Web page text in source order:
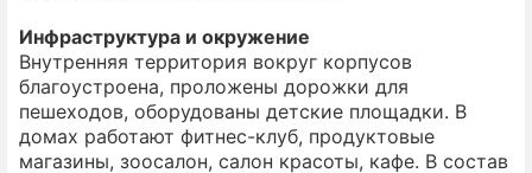
Инфраструктура и окружение
Внутренняя территория вокруг корпусов
благоустроена, проложены дорожки для
пешеходов, оборудованы детские площадки. В
домах работают фитнес-клуб, продуктовые
магазины, зоосалон, салон красоты, кафе. В состав